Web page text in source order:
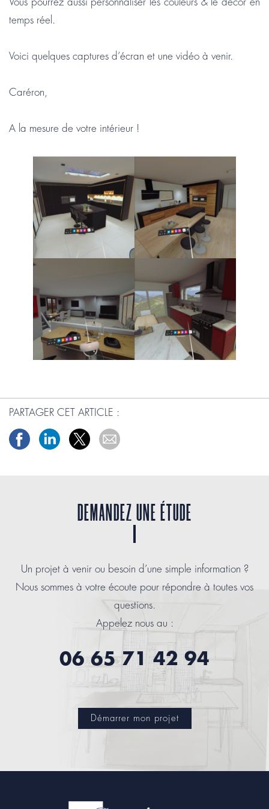
Vous pourrez aussi personnaliser les couleurs & le décor en
temps réel.
Voici quelques captures d’écran et une vidéo à venir.
Caréron,
A la mesure de votre intérieur !
PARTAGER CET ARTICLE :
DEMANDEZ UNE ÉTUDE
Un projet à venir ou besoin d’une simple information ?
Nous sommes à votre écoute pour répondre à toutes vos
questions.
Appelez nous au :
06 65 71 42 94
Démarrer mon projet